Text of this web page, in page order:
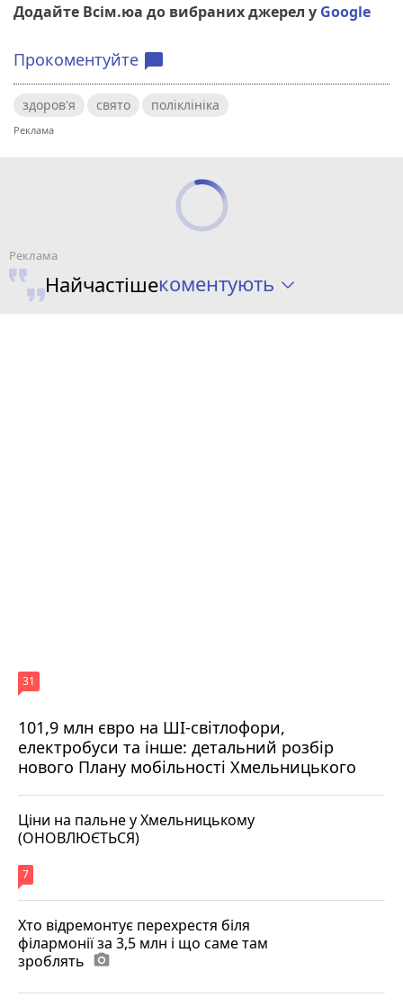
Додайте Всім.юа до вибраних джерел у Google
Прокоментуйте chat_bubble
здоров'я свято поліклініка
Найчастішекоментують
101,9 млн євро на ШІ-світлофори,
електробуси та інше: детальний розбір
нового Плану мобільності Хмельницького
31
Ціни на пальне у Хмельницькому
(ОНОВЛЮЄТЬСЯ)
7
Хто відремонтує перехрестя біля
філармонії за 3,5 млн і що саме там
зроблять photo_camera